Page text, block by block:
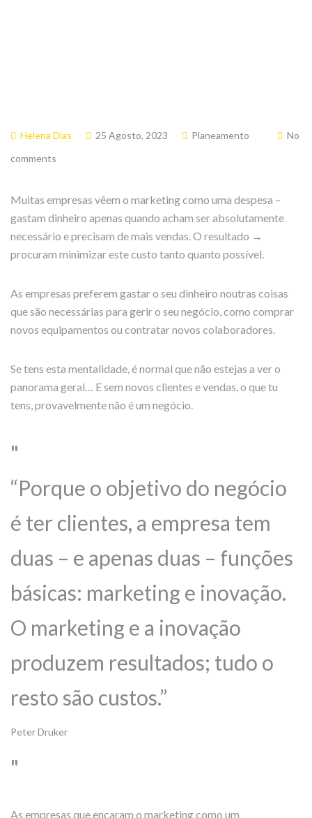
Helena Dias 25 Agosto, 2023 Planeamento
No
comments
Muitas empresas vêem o marketing como uma despesa –
gastam dinheiro apenas quando acham ser absolutamente
necessário e precisam de mais vendas. O resultado →
procuram minimizar este custo tanto quanto possível.
As empresas preferem gastar o seu dinheiro noutras coisas
que são necessárias para gerir o seu negócio, como comprar
novos equipamentos ou contratar novos colaboradores.
Se tens esta mentalidade, é normal que não estejas a ver o
panorama geral… E sem novos clientes e vendas, o que tu
tens, provavelmente não é um negócio.
“Porque o objetivo do negócio
é ter clientes, a empresa tem
duas – e apenas duas – funções
básicas: marketing e inovação.
O marketing e a inovação
produzem resultados; tudo o
resto são custos.”
Peter Druker
As empresas que encaram o marketing como um